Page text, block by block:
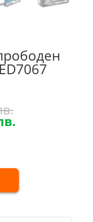
Original
price
was:
179.00 лв..
Текущата
цена
/